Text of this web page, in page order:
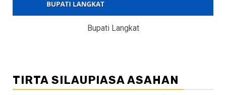
Bupati Langkat
TIRTA SILAUPIASA ASAHAN